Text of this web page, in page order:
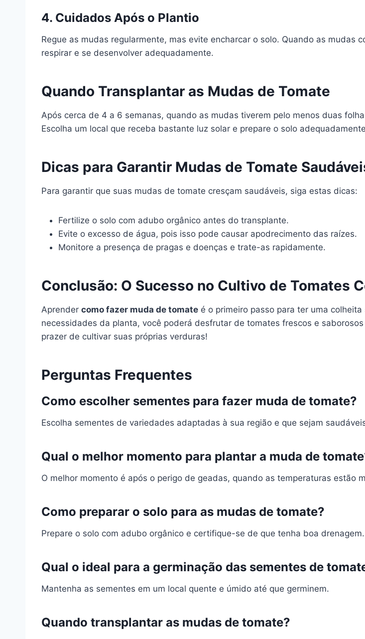
4. Cuidados Após o Plantio
Regue as mudas regularmente, mas evite encharcar o solo. Quando as mudas
respirar e se desenvolver adequadamente.
Quando Transplantar as Mudas de Tomate
Após cerca de 4 a 6 semanas, quando as mudas tiverem pelo menos duas
Escolha um local que receba bastante luz solar e prepare o solo
Dicas para Garantir Mudas de Tomate
Para garantir que suas mudas de tomate cresçam saudáveis, siga estas dicas:
Fertilize o solo com adubo orgânico antes do transplante.
Evite o excesso de água, pois isso pode causar apodrecimento das raízes.
Monitore a presença de pragas e doenças e trate-as rapidamente.
Conclusão: O Sucesso no Cultivo de Tomates
Aprender como fazer muda de tomate é o primeiro passo para ter uma
necessidades da planta, você poderá desfrutar de tomates frescos e
prazer de cultivar suas próprias verduras!
Perguntas Frequentes
Como escolher sementes para fazer muda de tomate?
Escolha sementes de variedades adaptadas à sua região e que sejam
Qual o melhor momento para plantar a muda de
O melhor momento é após o perigo de geadas, quando as temperaturas estão
Como preparar o solo para as mudas de tomate?
Prepare o solo com adubo orgânico e certifique-se de que tenha boa drenagem.
Qual o ideal para a germinação das sementes de
Mantenha as sementes em um local quente e úmido até que germinem.
Quando transplantar as mudas de tomate?